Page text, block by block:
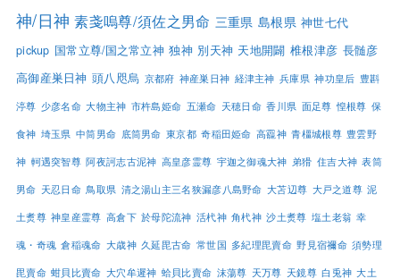
神/日神 素戔嗚尊/須佐之男命 三重県 島根県 神世七代
pickup 国常立尊/国之常立神 独神 別天神 天地開闢 椎根津彦 長髄彦
高御産巣日神 頭八咫烏 京都府 神産巣日神 経津主神 兵庫県 神功皇后 豊斟
渟尊 少彦名命 大物主神 市杵島姫命 五瀬命 天穂日命 香川県 面足尊 惶根尊 保
食神 埼玉県 中筒男命 底筒男命 東京都 奇稲田姫命 高龗神 青橿城根尊 豊雲野
神 軻遇突智尊 阿夜訶志古泥神 高皇彦霊尊 宇迦之御魂大神 弟猾 住吉大神 表筒
男命 天忍日命 鳥取県 清之湯山主三名狭漏彦八島野命 大苫辺尊 大戸之道尊 泥
土煑尊 神皇産霊尊 高倉下 於母陀流神 活杙神 角杙神 沙土煑尊 塩土老翁 幸
魂・奇魂 倉稲魂命 大歳神 久延毘古命 常世国 多紀理毘賣命 野見宿禰命 須勢理
毘賣命 蚶貝比賣命 大穴牟遲神 蛤貝比賣命 沫蕩尊 天万尊 天鏡尊 白兎神 大土